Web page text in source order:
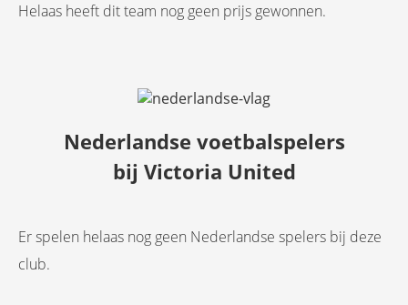
Helaas heeft dit team nog geen prijs gewonnen.
Nederlandse voetbalspelers
bij Victoria United
Er spelen helaas nog geen Nederlandse spelers bij deze
club.